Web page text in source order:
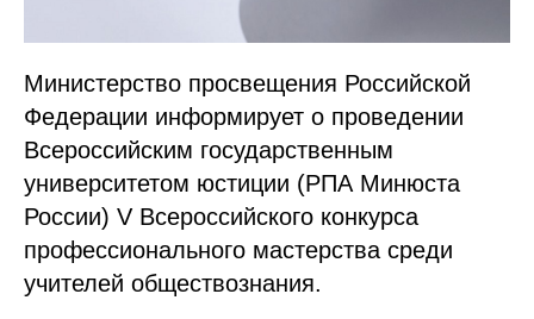
Министерство просвещения Российской
Федерации информирует о проведении
Всероссийским государственным
университетом юстиции (РПА Минюста
России) V Всероссийского конкурса
профессионального мастерства среди
учителей обществознания.